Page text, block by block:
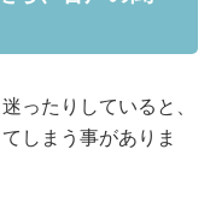
ったりしていると、
しまう事がありま